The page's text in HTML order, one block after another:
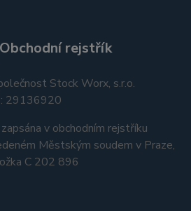
Obchodní rejstřík
Stock Worx, s.r.o.
29136920
v obchodním rejstříku
Městským soudem v Praze,
C 202 896